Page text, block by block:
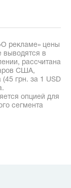
рекламе» цены
выводятся в
рассчитана
США,
грн. за 1 USD
опцией для
сегмента